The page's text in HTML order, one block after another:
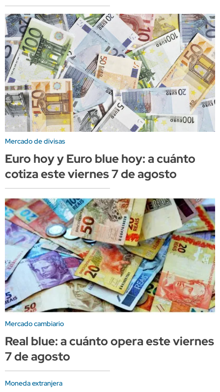
Mercado de divisas
Euro hoy y Euro blue hoy: a cuánto
cotiza este viernes 7 de agosto
Mercado cambiario
Real blue: a cuánto opera este viernes
7 de agosto
Moneda extranjera